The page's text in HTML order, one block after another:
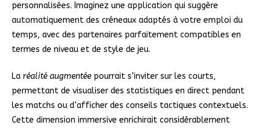
personnalisées. Imaginez une application qui suggère
automatiquement des créneaux adaptés à votre emploi du
temps, avec des partenaires parfaitement compatibles en
termes de niveau et de style de jeu.
La réalité augmentée pourrait s’inviter sur les courts,
permettant de visualiser des statistiques en direct pendant
les matchs ou d’afficher des conseils tactiques contextuels.
Cette dimension immersive enrichirait considérablement